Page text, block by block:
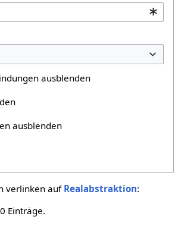
ausblenden
ausblenden
verlinken auf Realabstraktion:
Einträge.